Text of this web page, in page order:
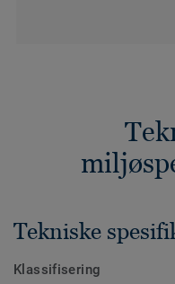
Tekniske
Klassifisering